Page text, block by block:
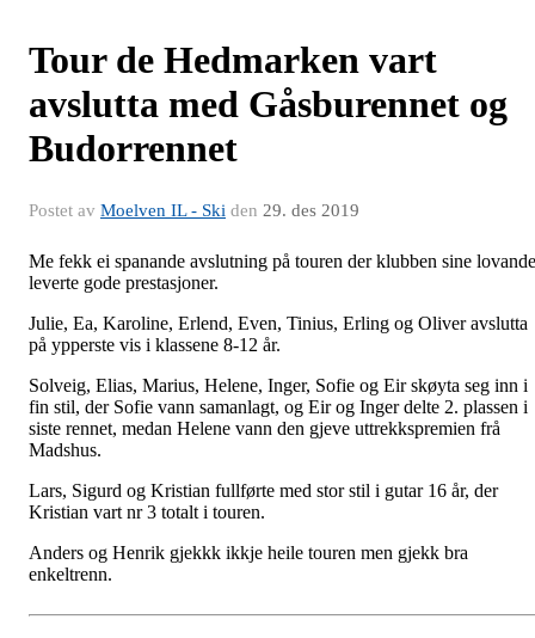
Tour de Hedmarken vart
avslutta med Gåsburennet og
Budorrennet
Postet av Moelven IL - Ski den 29. des 2019
Me fekk ei spanande avslutning på touren der klubben sine
leverte gode prestasjoner.
Julie, Ea, Karoline, Erlend, Even, Tinius, Erling og Oliver avslutta
på ypperste vis i klassene 8-12 år.
Solveig, Elias, Marius, Helene, Inger, Sofie og Eir skøyta seg inn i
fin stil, der Sofie vann samanlagt, og Eir og Inger delte 2. plassen i
siste rennet, medan Helene vann den gjeve uttrekkspremien frå
Madshus.
Lars, Sigurd og Kristian fullførte med stor stil i gutar 16 år, der
Kristian vart nr 3 totalt i touren.
Anders og Henrik gjekkk ikkje heile touren men gjekk bra
enkeltrenn.